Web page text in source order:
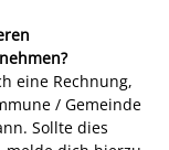
eine Rechnung,
/ Gemeinde
Sollte dies